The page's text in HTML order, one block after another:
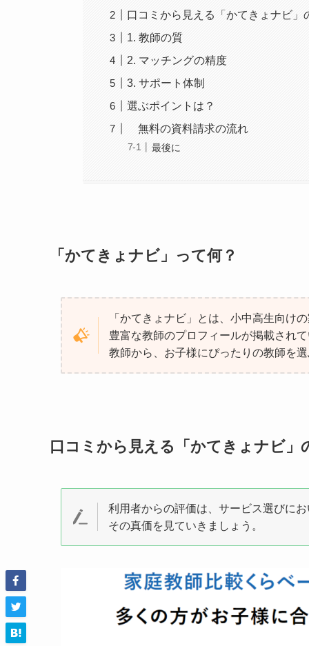
口コミから見える「かてきょナビ」
1. 教師の質
2. マッチングの精度
3. サポート体制
選ぶポイントは？
無料の資料請求の流れ
最後に
「かてきょナビ」って何？
「かてきょナビ」とは、小中高生向け
豊富な教師のプロフィールが掲載され
教師から、お子様にぴったりの教師を
口コミから見える「かてきょナビ」
利用者からの評価は、サービス選びに
その真価を見ていきましょう。